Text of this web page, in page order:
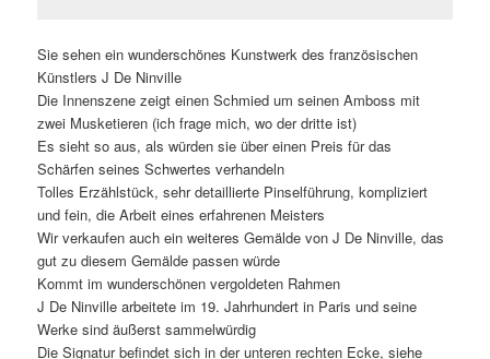
Sie sehen ein wunderschönes Kunstwerk des französischen
Künstlers J De Ninville
Die Innenszene zeigt einen Schmied um seinen Amboss mit
zwei Musketieren (ich frage mich, wo der dritte ist)
Es sieht so aus, als würden sie über einen Preis für das
Schärfen seines Schwertes verhandeln
Tolles Erzählstück, sehr detaillierte Pinselführung, kompliziert
und fein, die Arbeit eines erfahrenen Meisters
Wir verkaufen auch ein weiteres Gemälde von J De Ninville, das
gut zu diesem Gemälde passen würde
Kommt im wunderschönen vergoldeten Rahmen
J De Ninville arbeitete im 19. Jahrhundert in Paris und seine
Werke sind äußerst sammelwürdig
Die Signatur befindet sich in der unteren rechten Ecke, siehe